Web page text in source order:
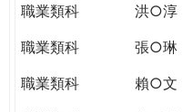
職業類科
洪○淳
職業類科
張○琳
職業類科
賴○文